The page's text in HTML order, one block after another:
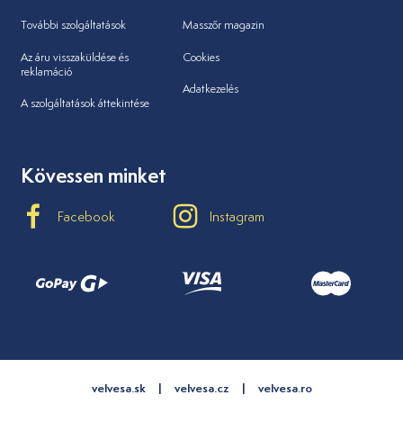
További szolgáltatások
Az áru visszaküldése és
reklamáció
A szolgáltatások áttekintése
Masszőr magazin
Cookies
Adatkezelés
Kövessen minket
Facebook Instagram
velvesa.sk velvesa.cz velvesa.ro